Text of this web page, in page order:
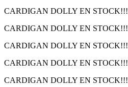
CARDIGAN DOLLY EN STOCK!!!
CARDIGAN DOLLY EN STOCK!!!
CARDIGAN DOLLY EN STOCK!!!
CARDIGAN DOLLY EN STOCK!!!
CARDIGAN DOLLY EN STOCK!!!